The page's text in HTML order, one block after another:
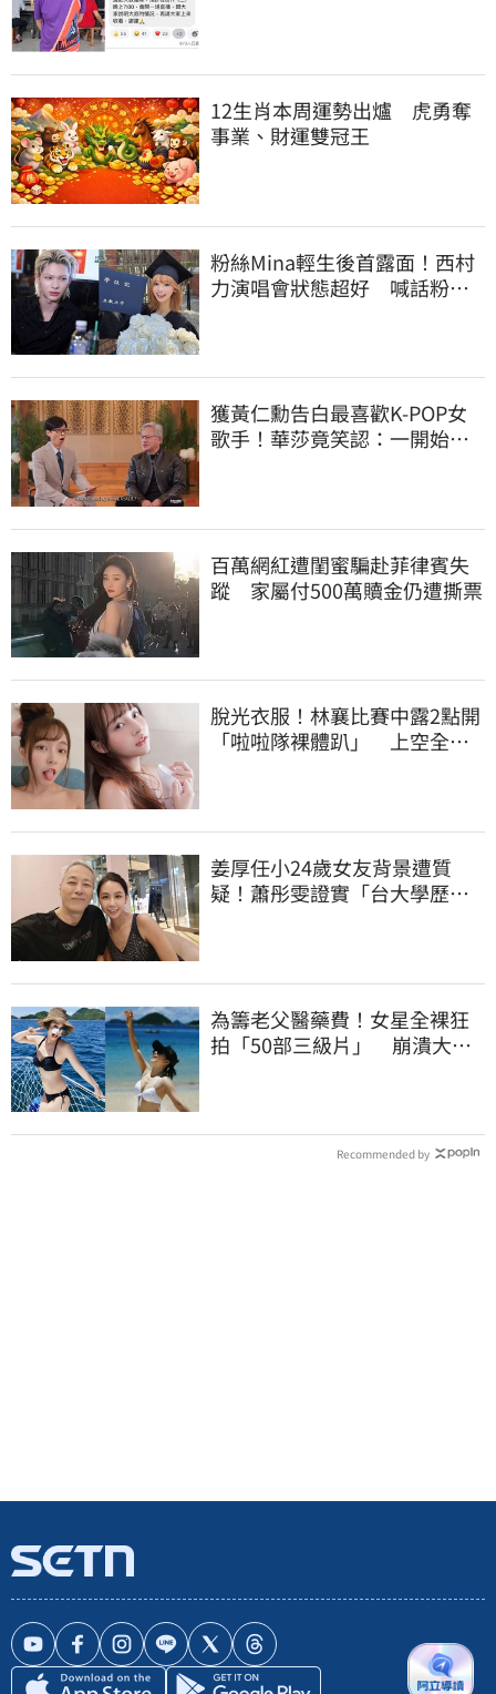
12生肖本周運勢出爐 虎勇奪
事業、財運雙冠王
粉絲Mina輕生後首露面！西村
力演唱會狀態超好 喊話粉
獲黃仁勳告白最喜歡K-POP女
歌手！華莎竟笑認：一開始不
百萬網紅遭閨蜜騙赴菲律賓失
蹤 家屬付500萬贖金仍遭撕票
脫光衣服！林襄比賽中露2點開
「啦啦隊裸體趴」 上空全裸
姜厚任小24歲女友背景遭質
疑！蕭彤雯證實「台大學歷是
為籌老父醫藥費！女星全裸狂
拍「50部三級片」 崩潰大
Recommended by